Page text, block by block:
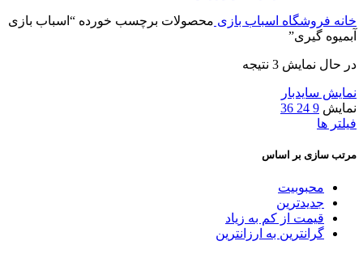
خانه فروشگاه اسباب بازی محصولات برچسب خورده “اسباب بازی
آبمیوه گیری”
در حال نمایش 3 نتیجه
نمایش سایدبار
نمایش 9
24
36
فیلتر ها
مرتب سازی بر اساس
محبوبیت
جدیدترین
قیمت از کم به زیاد
گرانترین به ارزانترین